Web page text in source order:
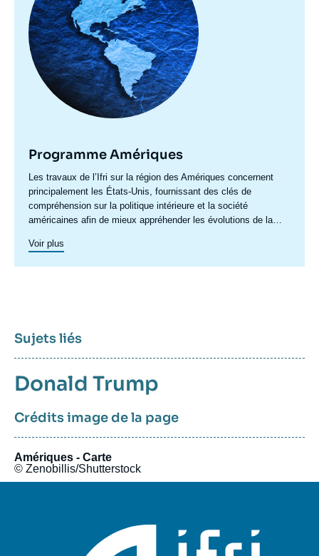
Programme Amériques
Accroche
centre
Les travaux de l’Ifri sur la région des Amériques concernent
principalement les États-Unis, fournissant des clés de
compréhension sur la politique intérieure et la société
américaines afin de mieux appréhender les évolutions de la
transatlantiques et commerciales. Un axe spécifique sur
Voir plus
Sujets liés
Sujets
associés
Donald Trump
Crédits image de la page
Amériques - Carte
© Zenobillis/Shutterstock